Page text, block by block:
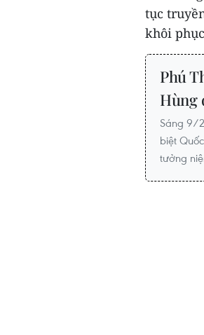
tục
khôi
Phú
Hùng
Sáng 9/
biệt
tưởng